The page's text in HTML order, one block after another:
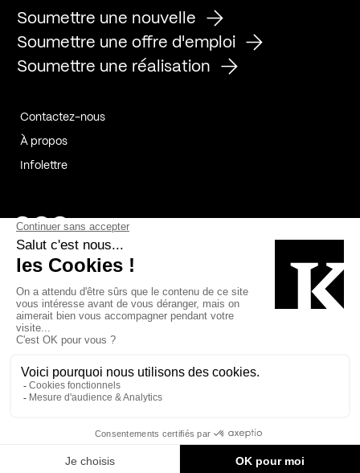
Soumettre une nouvelle
Soumettre une offre d'emploi
Soumettre une réalisation
Contactez-nous
À propos
Infolettre
Page Facebook de Kollectif
Page Instagram de Kollectif
Page Linkedin de Kollectif
Bâtiment-Durable-Québec-1
Esquisses-1IRAC-1
MP-1 v2com-1
Cookies